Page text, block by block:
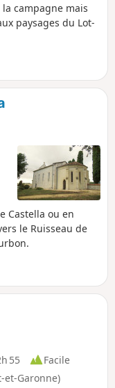
campagne mais
paysages du Lot-
Castella ou en
le Ruisseau de
55
Facile
et-Garonne)